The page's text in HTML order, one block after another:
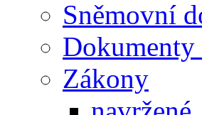
Sněmovní
Dokumenty
Zákony